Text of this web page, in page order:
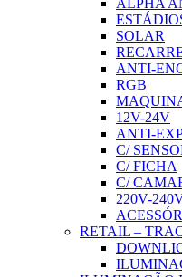
ALPHA
SOLAR
ANTI-
RGB
12V-24V
ANTI-
C/
C/ FICHA
C/
220V-
RETAIL –